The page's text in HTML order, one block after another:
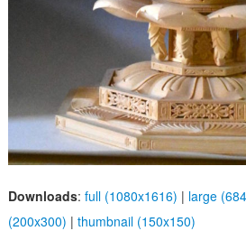
Downloads: full (1080x1616) | large
(200x300) | thumbnail (150x150)